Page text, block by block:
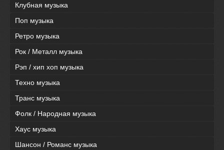
Клубная музыка
Поп музыка
Ретро музыка
Рок / Металл музыка
Рэп / хип хоп музыка
Техно музыка
Транс музыка
Фолк / Народная музыка
Хаус музыка
Шансон / Романс музыка